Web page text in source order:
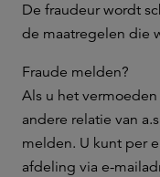
De fraudeur wordt
de maatregelen die
Fraude melden?
Als u het
andere relatie van
melden. U kunt per
afdeling via e-